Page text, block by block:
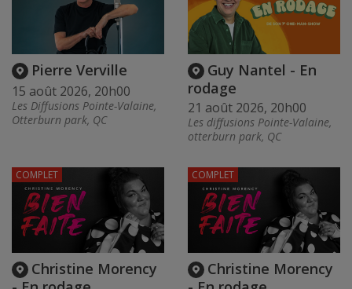
Pierre Verville
15 août 2026, 20h00
Les Diffusions Pointe-Valaine,
Otterburn park, QC
Guy Nantel - En
rodage
21 août 2026, 20h00
Les diffusions Pointe-Valaine,
otterburn park, QC
Christine Morency
COMPLET
Christine Morency
COMPLET